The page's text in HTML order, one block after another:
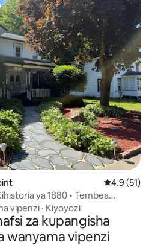
Ukadiriaji
4.9 (51)
ya 1880 • Tembea
vipenzi · Kiyoyozi
za kupangisha
wanyama vipenzi